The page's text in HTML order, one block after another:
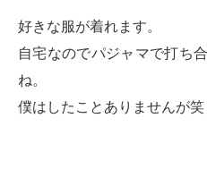
好きな服が着れます。
自宅なのでパジャマで打ち
ね。
僕はしたことありませんが笑